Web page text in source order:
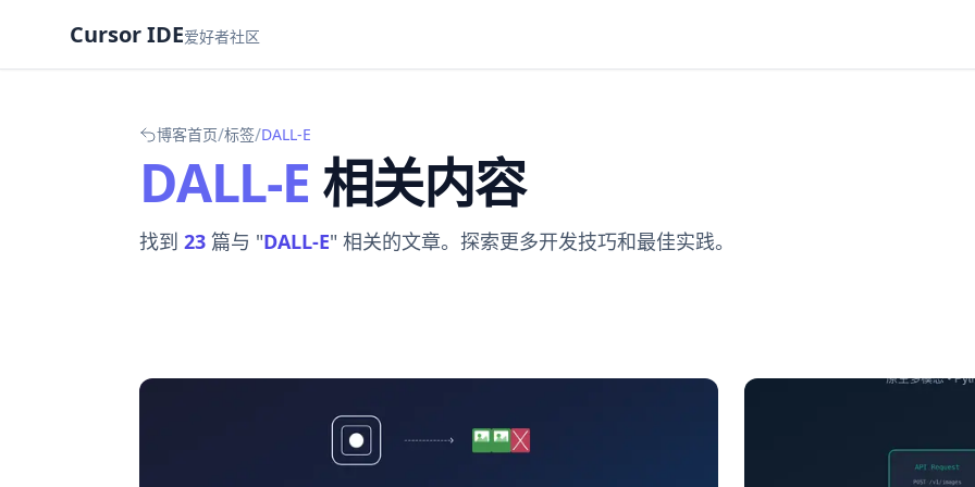
Cursor IDE爱好者社区
博客首页/标签/DALL-E
DALL-E 相关内容
找到 23 篇与 "DALL-E" 相关的文章。探索更多开发技巧和最佳实践。